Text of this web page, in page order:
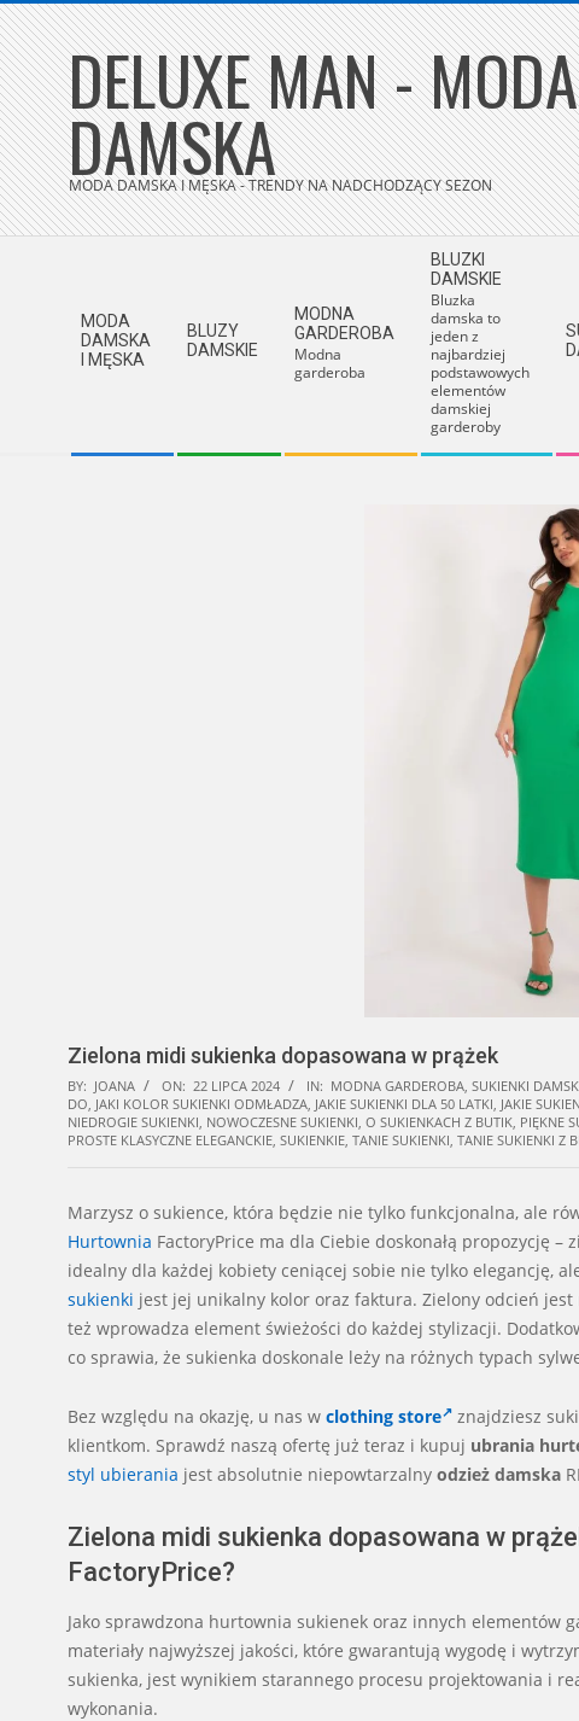
Skip
to
content DELUXE MAN -
DAMSKA
MODA DAMSKA I MĘSKA - TRENDY NA NADCHODZĄCY SEZON
MODA
DAMSKA
I MĘSKA
BLUZY
DAMSKIE
MODNA
GARDEROBA
Modna
garderoba
BLUZKI
DAMSKIE
Bluzka
damska to
jeden z
najbardziej
podstawowych
elementów
damskiej
garderoby
Zielona midi sukienka dopasowana w prążek
BY: JOANA ON: 22 LIPCA 2024 IN: MODNA GARDEROBA SUKIENKI
DO JAKI KOLOR SUKIENKI ODMŁADZA JAKIE SUKIENKI DLA 50 LATKI JAKIE
NIEDROGIE SUKIENKI NOWOCZESNE SUKIENKI O SUKIENKACH Z BUTIK PIĘKNE
PROSTE KLASYCZNE ELEGANCKIE SUKIENKIE TANIE SUKIENKI TANIE SUKIENKI Z
Marzysz o sukience, która będzie nie tylko funkcjonalna, ale
Hurtownia FactoryPrice ma dla Ciebie doskonałą propozycję
idealny dla każdej kobiety ceniącej sobie nie tylko elegancję,
sukienki jest jej unikalny kolor oraz faktura. Zielony odcień
też wprowadza element świeżości do każdej stylizacji.
co sprawia, że sukienka doskonale leży na różnych typach
Bez względu na okazję, u nas w clothing store
znajdziesz
klientkom. Sprawdź naszą ofertę już teraz i kupuj ubrania
styl ubierania jest absolutnie niepowtarzalny odzież damska
Zielona midi sukienka dopasowana w
FactoryPrice?
Jako sprawdzona hurtownia sukienek oraz innych elementów
materiały najwyższej jakości, które gwarantują wygodę i
sukienka, jest wynikiem starannego procesu projektowania i
wykonania.